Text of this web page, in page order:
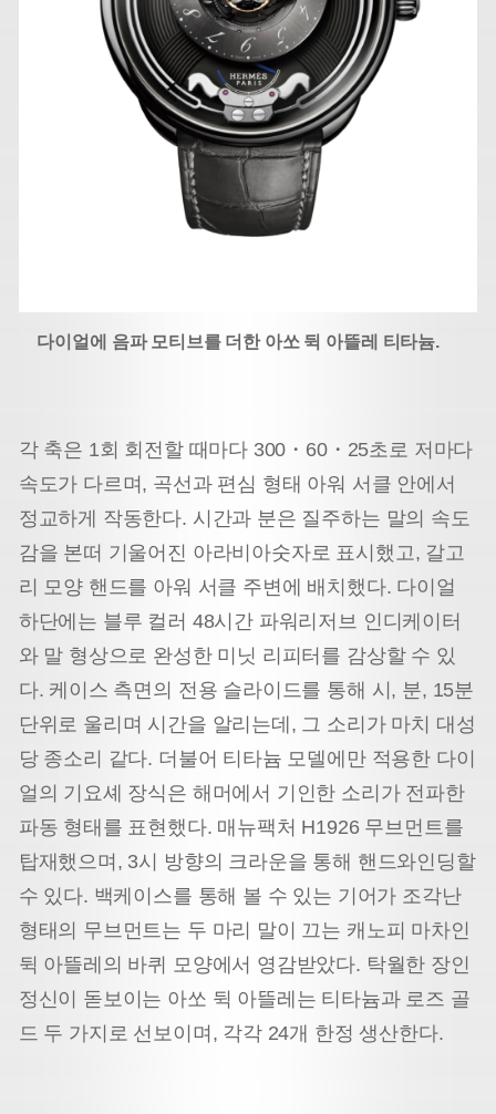
다이얼에 음파 모티브를 더한 아쏘 뒥 아뜰레 티타늄.
각 축은 1회 회전할 때마다 300・60・25초로 저마다
속도가 다르며, 곡선과 편심 형태 아워 서클 안에서
정교하게 작동한다. 시간과 분은 질주하는 말의 속도
감을 본떠 기울어진 아라비아숫자로 표시했고, 갈고
리 모양 핸드를 아워 서클 주변에 배치했다. 다이얼
하단에는 블루 컬러 48시간 파워리저브 인디케이터
와 말 형상으로 완성한 미닛 리피터를 감상할 수 있
다. 케이스 측면의 전용 슬라이드를 통해 시, 분, 15분
단위로 울리며 시간을 알리는데, 그 소리가 마치 대성
당 종소리 같다. 더불어 티타늄 모델에만 적용한 다이
얼의 기요셰 장식은 해머에서 기인한 소리가 전파한
파동 형태를 표현했다. 매뉴팩처 H1926 무브먼트를
탑재했으며, 3시 방향의 크라운을 통해 핸드와인딩할
수 있다. 백케이스를 통해 볼 수 있는 기어가 조각난
형태의 무브먼트는 두 마리 말이 끄는 캐노피 마차인
뒥 아뜰레의 바퀴 모양에서 영감받았다. 탁월한 장인
정신이 돋보이는 아쏘 뒥 아뜰레는 티타늄과 로즈 골
드 두 가지로 선보이며, 각각 24개 한정 생산한다.